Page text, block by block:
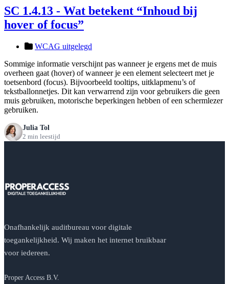
SC 1.4.13 - Wat betekent “Inhoud bij
hover of focus”
WCAG uitgelegd
Sommige informatie verschijnt pas wanneer je ergens met de muis
overheen gaat (hover) of wanneer je een element selecteert met je
toetsenbord (focus). Bijvoorbeeld tooltips, uitklapmenu’s of
tekstballonnetjes. Dit kan verwarrend zijn voor gebruikers die geen
muis gebruiken, motorische beperkingen hebben of een schermlezer
gebruiken.
Julia Tol
2 min leestijd
Onafhankelijk auditbureau voor digitale
toegankelijkheid. Wij maken het internet bruikbaar
voor iedereen.
Proper Access B.V.